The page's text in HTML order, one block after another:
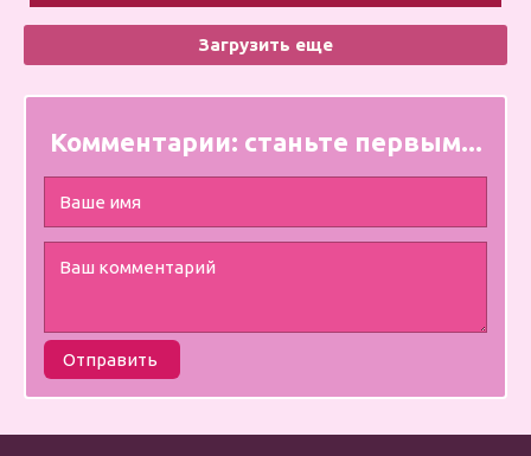
Загрузить еще
Комментарии: станьте первым...
Отправить